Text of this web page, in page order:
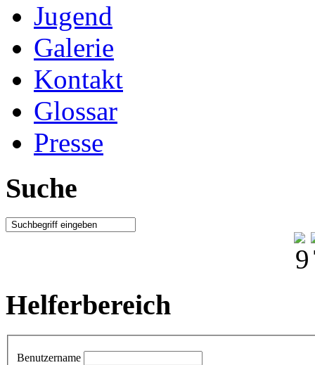
Jugend
Galerie
Kontakt
Glossar
Presse
Suche
Helferbereich
Benutzername